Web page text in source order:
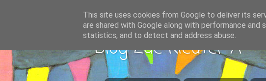
Blog 2de kleuter A
This site uses cookies from Google to deliver its
are shared with Google along with performance
statistics, and to detect and address abuse.